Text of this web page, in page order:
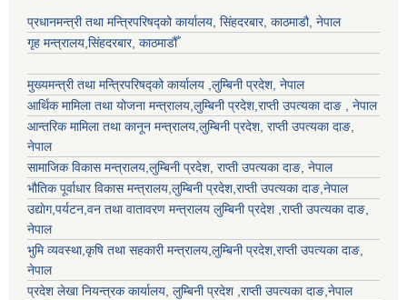
प्रधानमन्त्री तथा मन्त्रिपरिषद्को कार्यालय, सिंहदरबार, काठमाडौ, नेपाल
गृह मन्त्रालय,सिंहदरबार, काठमाडौँ
मुख्यमन्त्री तथा मन्त्रिपरिषद्को कार्यालय ,लुम्बिनी प्रदेश, नेपाल
आर्थिक मामिला तथा योजना मन्त्रालय,लुम्बिनी प्रदेश,राप्ती उपत्यका दाङ , नेपाल
आन्तरिक मामिला तथा कानून मन्त्रालय,लुम्बिनी प्रदेश, राप्ती उपत्यका दाङ,
नेपाल
सामाजिक विकास मन्त्रालय,लुम्बिनी प्रदेश, राप्ती उपत्यका दाङ, नेपाल
भौतिक पूर्वाधार विकास मन्त्रालय,लुम्बिनी प्रदेश,राप्ती उपत्यका दाङ,नेपाल
उद्याेग,पर्यटन,वन तथा वातावरण मन्त्रालय लुम्बिनी प्रदेश ,राप्ती उपत्यका दाङ,
नेपाल
भुमि व्यवस्था,कृषि तथा सहकारी मन्त्रालय,लुम्बिनी प्रदेश,राप्ती उपत्यका दाङ,
नेपाल
प्रदेश लेखा नियन्त्रक कार्यालय, लुम्बिनी प्रदेश ,राप्ती उपत्यका दाङ,नेपाल